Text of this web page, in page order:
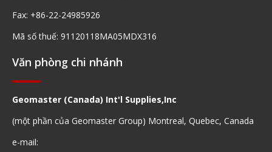
Fax: +86-22-24985926
Mã số thuế: 91120118MA05MDX316
Văn phòng chi nhánh
Geomaster (Canada) Int'l Supplies,Inc
(một phần của Geomaster Group) Montreal, Quebec, Canada
e-mail: